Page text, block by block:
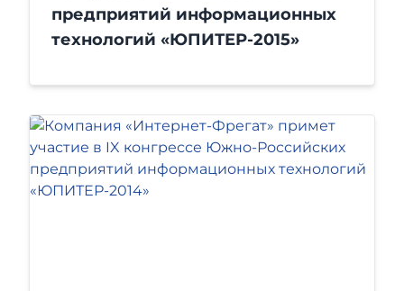
предприятий информационных
технологий «ЮПИТЕР-2015»